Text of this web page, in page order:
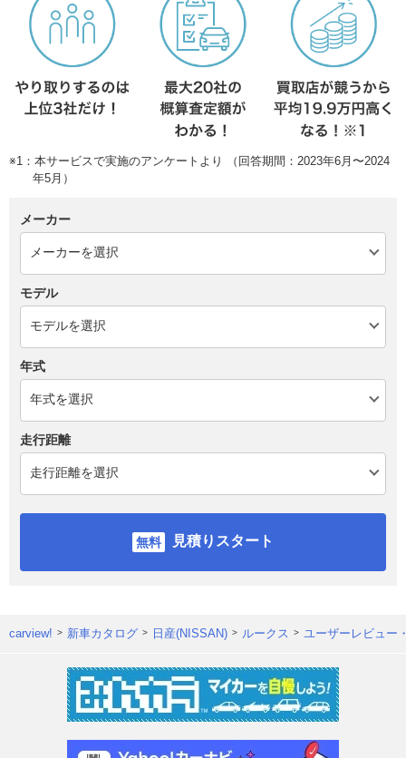
※1：本サービスで実施のアンケートより （回答期間：2023年6月〜2024
年5月）
メーカー
モデル
年式
走行距離
見積りスタート
carview! 新車カタログ 日産(NISSAN) ルークス ユーザーレビュー